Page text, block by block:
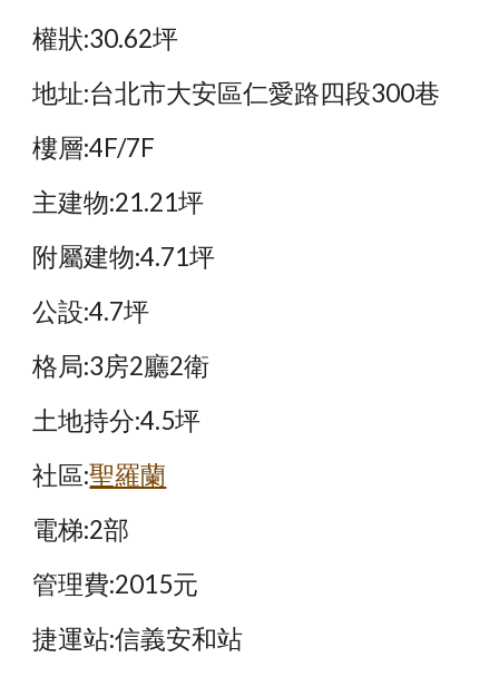
權狀:30.62坪
地址:台北市大安區仁愛路四段300巷
樓層:4F/7F
主建物:21.21坪
附屬建物:4.71坪
公設:4.7坪
格局:3房2廳2衛
土地持分:4.5坪
社區:聖羅蘭
電梯:2部
管理費:2015元
捷運站:信義安和站